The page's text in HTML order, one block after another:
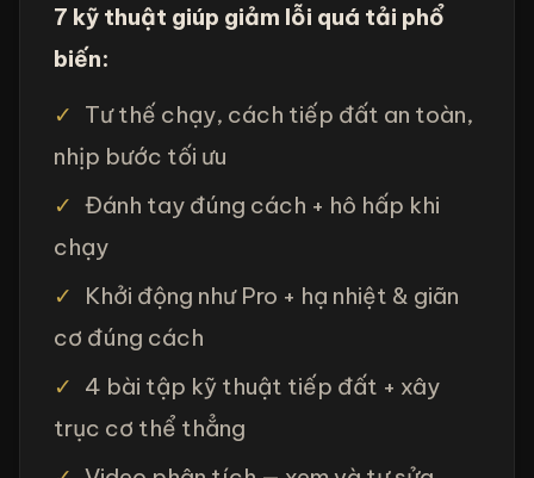
7 kỹ thuật giúp giảm lỗi quá tải phổ
biến:
✓ Tư thế chạy, cách tiếp đất an toàn,
nhịp bước tối ưu
✓ Đánh tay đúng cách + hô hấp khi
chạy
✓
Khởi động như Pro + hạ nhiệt & giãn
cơ đúng cách
✓ 4 bài tập kỹ thuật tiếp đất + xây
trục cơ thể thẳng